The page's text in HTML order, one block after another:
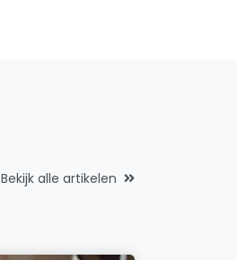
Bekijk alle artikelen